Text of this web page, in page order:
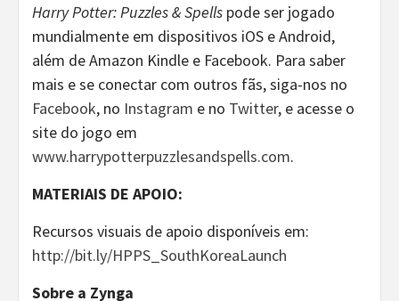
Harry Potter: Puzzles & Spells pode ser jogado
mundialmente em dispositivos iOS e Android,
além de Amazon Kindle e Facebook. Para saber
mais e se conectar com outros fãs, siga-nos no
Facebook, no Instagram e no Twitter, e acesse o
site do jogo em
www.harrypotterpuzzlesandspells.com.
MATERIAIS DE APOIO:
Recursos visuais de apoio disponíveis em:
http://bit.ly/HPPS_SouthKoreaLaunch
Sobre a Zynga